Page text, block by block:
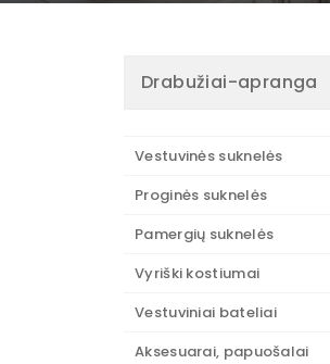
Drabužiai-apranga
Vestuvinės suknelės
Proginės suknelės
Pamergių suknelės
Vyriški kostiumai
Vestuviniai bateliai
Aksesuarai, papuošalai